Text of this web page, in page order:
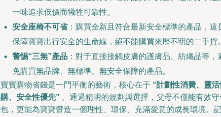
一味追求低價而犧牲可靠性。
安全座椅不可省：購買全新且符合最新安全標準的產品，這
保障寶寶出行安全的生命線，絕不能購買來歷不明的二手貨
警惕“三無”產品 ：對于直接接觸皮膚的護膚品、紡織品等，
免購買無品牌、無標準、無安全保障的產品。
寶購物省錢是一門平衡的藝術，核心在于 “計劃性消費、靈活
、安全性優先” 。通過精明的規劃與選擇，父母不僅能有效守
，更能為寶寶營造一個理性、環保、充滿愛意的成長環境。記